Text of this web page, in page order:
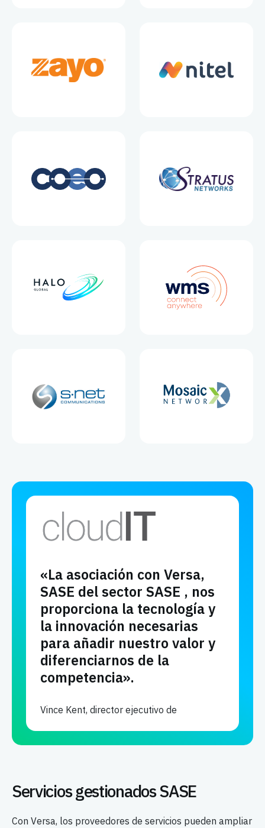
«La asociación con Versa,
SASE del sector SASE , nos
proporciona la tecnología y
la innovación necesarias
para añadir nuestro valor y
diferenciarnos de la
competencia».
Vince Kent, director ejecutivo de
Servicios gestionados SASE
Con Versa, los proveedores de servicios pueden ampliar